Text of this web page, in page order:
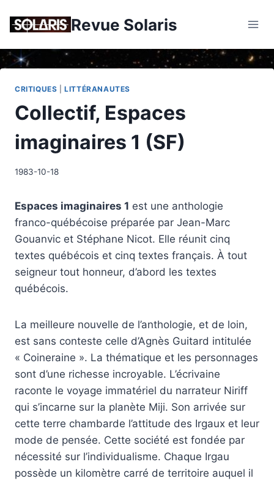
Revue Solaris
CRITIQUES |LITTÉRANAUTES
Collectif, Espaces
imaginaires 1 (SF)
1983-10-18
Espaces imaginaires 1 est une anthologie
franco-québécoise préparée par Jean-Marc
Gouanvic et Stéphane Nicot. Elle réunit cinq
textes québécois et cinq textes français. À tout
seigneur tout honneur, d’abord les textes
québécois.
La meilleure nouvelle de l’anthologie, et de loin,
est sans conteste celle d’Agnès Guitard intitulée
« Coineraine ». La thématique et les personnages
sont d’une richesse incroyable. L’écrivaine
raconte le voyage immatériel du narrateur Niriff
qui s’incarne sur la planète Miji. Son arrivée sur
cette terre chambarde l’attitude des Irgaux et leur
mode de pensée. Cette société est fondée par
nécessité sur l’individualisme. Chaque Irgau
possède un kilomètre carré de territoire auquel il